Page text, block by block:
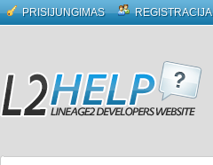
PRISIJUNGIMAS REGISTRACIJA